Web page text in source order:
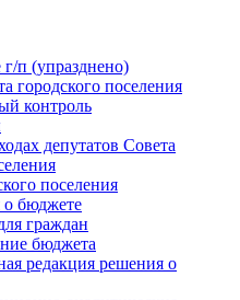
г/п (упразднено)
городского поселения
контроль
депутатов Совета
поселения
бюджете
граждан
бюджета
редакция решения о